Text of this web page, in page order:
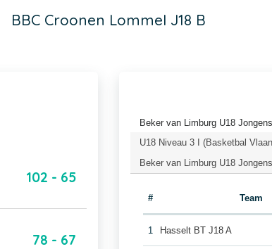
BBC Croonen Lommel J18 B
102 - 65
78 - 67
Beker van Limburg U18
U18 Niveau 3 I (Basketbal
Beker van Limburg U18
# Team
1 Hasselt BT J18 A